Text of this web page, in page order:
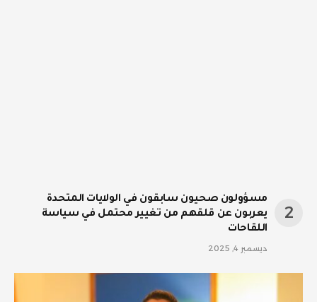
مسؤولون صحيون سابقون في الولايات المتحدة
يعربون عن قلقهم من تغيير محتمل في سياسة
اللقاحات
ديسمبر 4, 2025